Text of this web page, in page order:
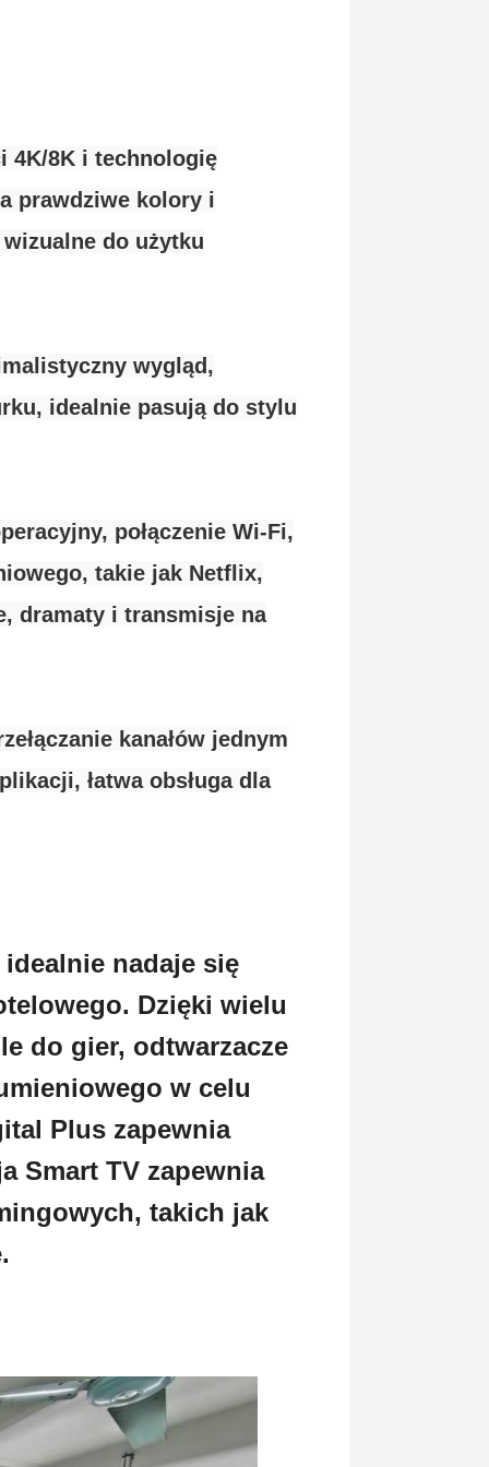
4K/8K i technologię
prawdziwe kolory i
do użytku
wygląd,
idealnie pasują do stylu
połączenie Wi-Fi,
takie jak Netflix,
dramaty i transmisje na
kanałów jednym
łatwa obsługa dla
nadaje się
Dzięki wielu
do gier, odtwarzacze
w celu
Plus zapewnia
Smart TV zapewnia
takich jak